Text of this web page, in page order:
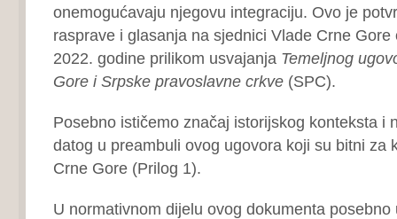
onemogućavaju njegovu integraciju. Ovo je
rasprave i glasanja na sjednici Vlade Crne Gore
2022. godine prilikom usvajanja Temeljnog
Gore i Srpske pravoslavne crkve(SPC).
Posebno ističemo značaj istorijskog konteksta i
datog u preambuli ovog ugovora koji su bitni za
Crne Gore (Prilog 1).
U normativnom dijelu ovog dokumenta posebno